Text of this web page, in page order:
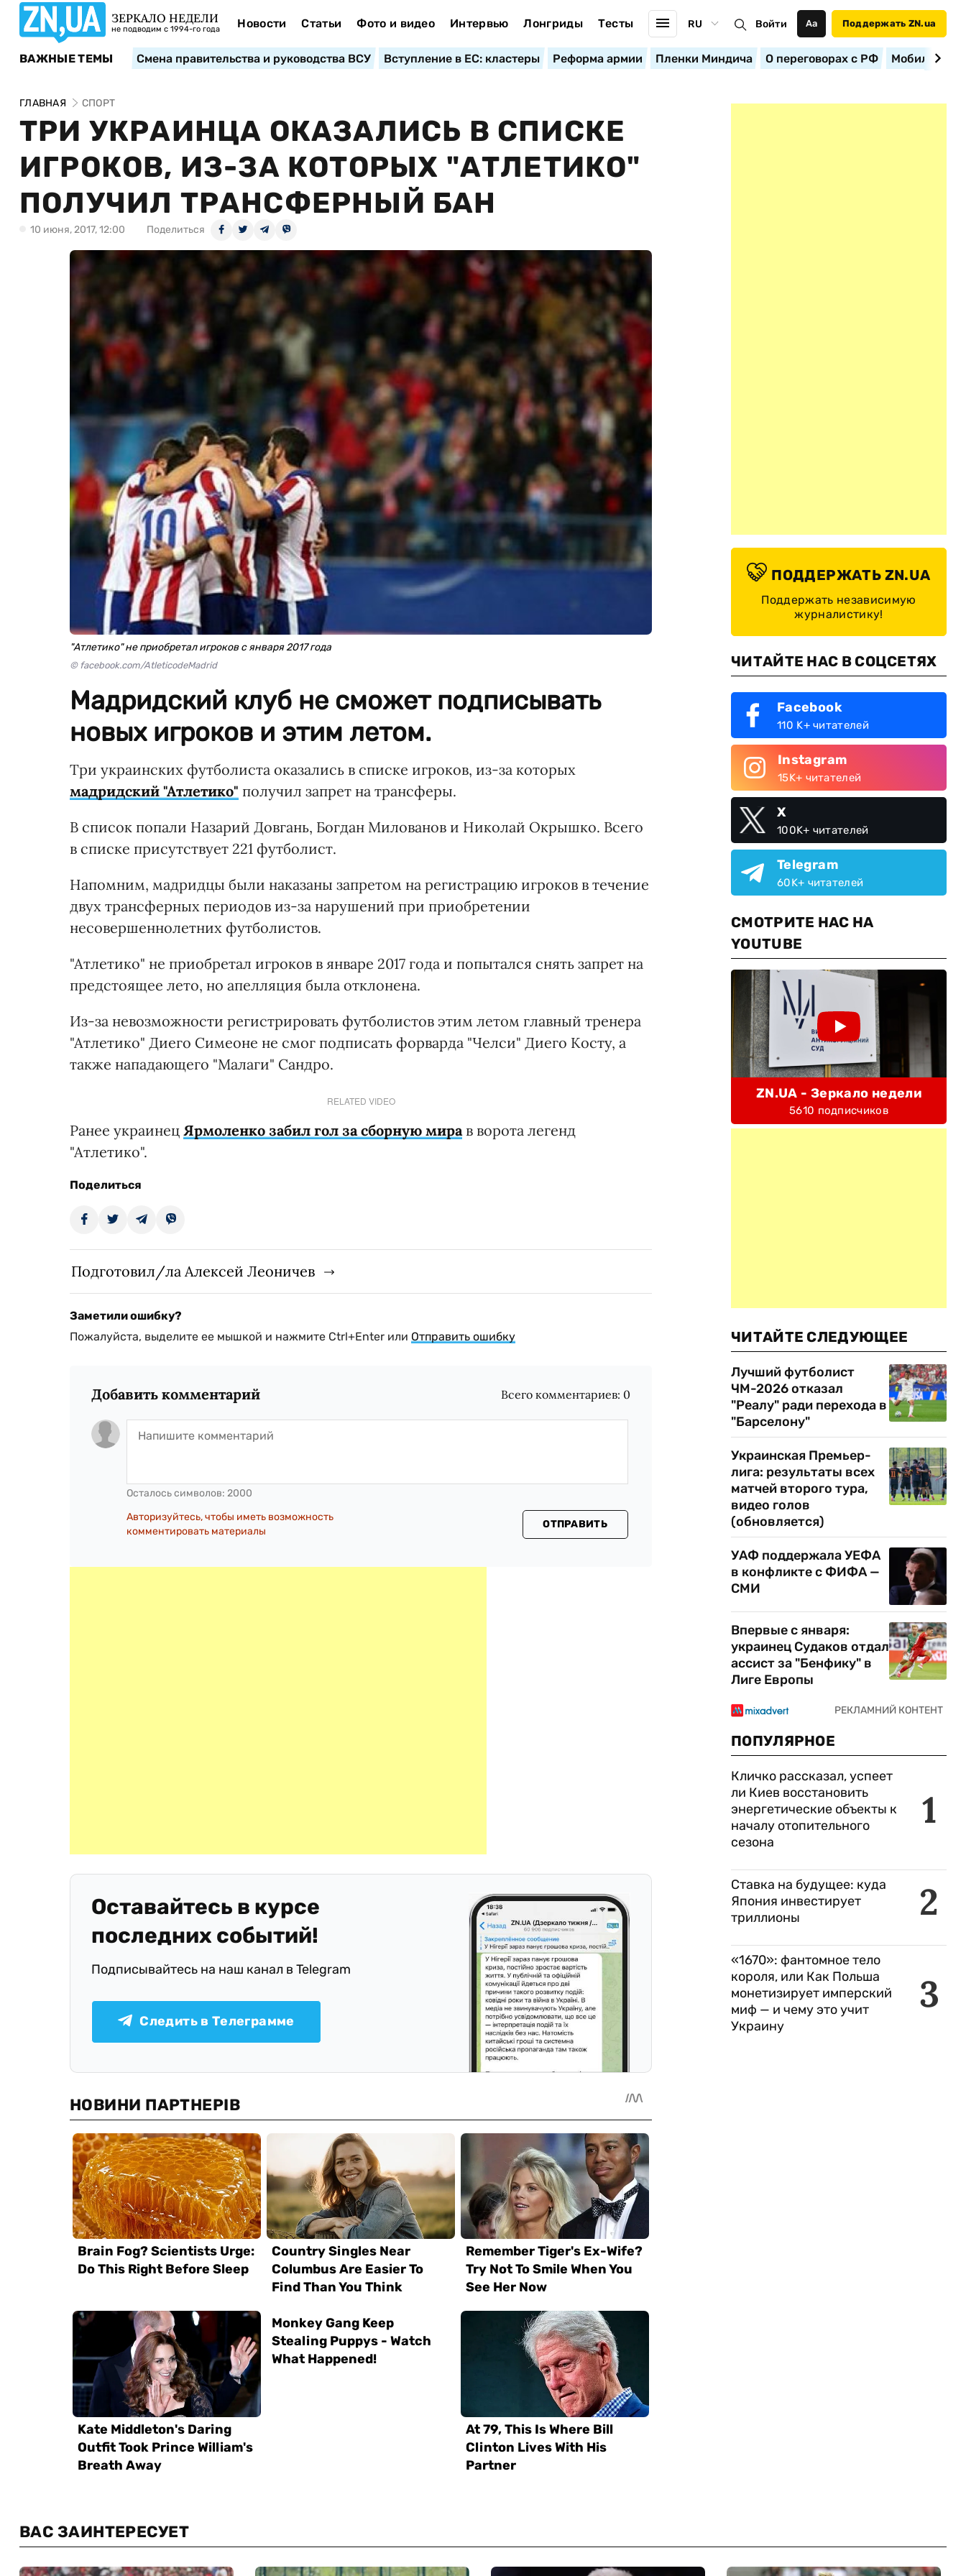
ЗЕРКАЛО НЕДЕЛИ
не подводим с 1994-го года Новости Статьи Фото и видео Интервью Лонгриды Тесты RU Войти Аа Поддержать ZN.ua
ВАЖНЫЕ ТЕМЫ Смена правительства и руководства ВСУ Вступление в ЕС: кластеры Реформа армии Пленки Миндича О переговорах с РФ
ГЛАВНАЯ СПОРТ
ТРИ УКРАИНЦА ОКАЗАЛИСЬ В СПИСКЕ
ИГРОКОВ, ИЗ-ЗА КОТОРЫХ "АТЛЕТИКО"
ПОЛУЧИЛ ТРАНСФЕРНЫЙ БАН
10 июня, 2017, 12:00 Поделиться
"Атлетико" не приобретал игроков с января 2017 года
© facebook.com/AtleticodeMadrid
Мадридский клуб не сможет подписывать
новых игроков и этим летом.
Три украинских футболиста оказались в списке игроков, из-за которых
мадридский "Атлетико" получил запрет на трансферы.
В список попали Назарий Довгань, Богдан Милованов и Николай Окрышко. Всего
в списке присутствует 221 футболист.
Напомним, мадридцы были наказаны запретом на регистрацию игроков в течение
двух трансферных периодов из-за нарушений при приобретении
несовершеннолетних футболистов.
"Атлетико" не приобретал игроков в январе 2017 года и попытался снять запрет на
предстоящее лето, но апелляция была отклонена.
Из-за невозможности регистрировать футболистов этим летом главный тренера
"Атлетико" Диего Симеоне не смог подписать форварда "Челси" Диего Косту, а
также нападающего "Малаги" Сандро.
RELATED VIDEO
Ранее украинец Ярмоленко забил гол за сборную мира в ворота легенд
"Атлетико".
Поделиться
Подготовил/ла Алексей Леоничев
Заметили ошибку?
Пожалуйста, выделите ее мышкой и нажмите Ctrl+Enter или Отправить ошибку
Добавить комментарий Всего комментариев: 0
Осталось символов: 2000
Авторизуйтесь, чтобы иметь возможность
комментировать материалы
ОТПРАВИТЬ
Оставайтесь в курсе
последних событий!
Подписывайтесь на наш канал в Telegram
Следить в Телеграмме
ПОДДЕРЖАТЬ ZN.UA
Поддержать независимую
журналистику!
ЧИТАЙТЕ НАС В СОЦСЕТЯХ
Facebook
110 K+ читателей
Instagram
15K+ читателей
X
100K+ читателей
Telegram
60K+ читателей
СМОТРИТЕ НАС НА
YOUTUBE
ZN.UA - Зеркало недели
5610 подписчиков
ЧИТАЙТЕ СЛЕДУЮЩЕЕ
Лучший футболист
ЧМ-2026 отказал
"Реалу" ради перехода в
"Барселону"
Украинская Премьер-
лига: результаты всех
матчей второго тура,
видео голов
(обновляется)
УАФ поддержала УЕФА
в конфликте с ФИФА —
СМИ
Впервые с января:
украинец Судаков отдал
ассист за "Бенфику" в
Лиге Европы
ПОПУЛЯРНОЕ
1
Кличко рассказал, успеет
ли Киев восстановить
энергетические объекты к
началу отопительного
сезона
2
Ставка на будущее: куда
Япония инвестирует
триллионы
3
«1670»: фантомное тело
короля, или Как Польша
монетизирует имперский
миф — и чему это учит
Украину
ВАС ЗАИНТЕРЕСУЕТ